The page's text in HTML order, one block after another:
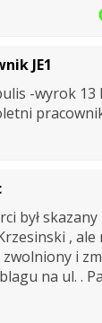
JE1
-wyrok 13
był
, ale
i
na ul. .